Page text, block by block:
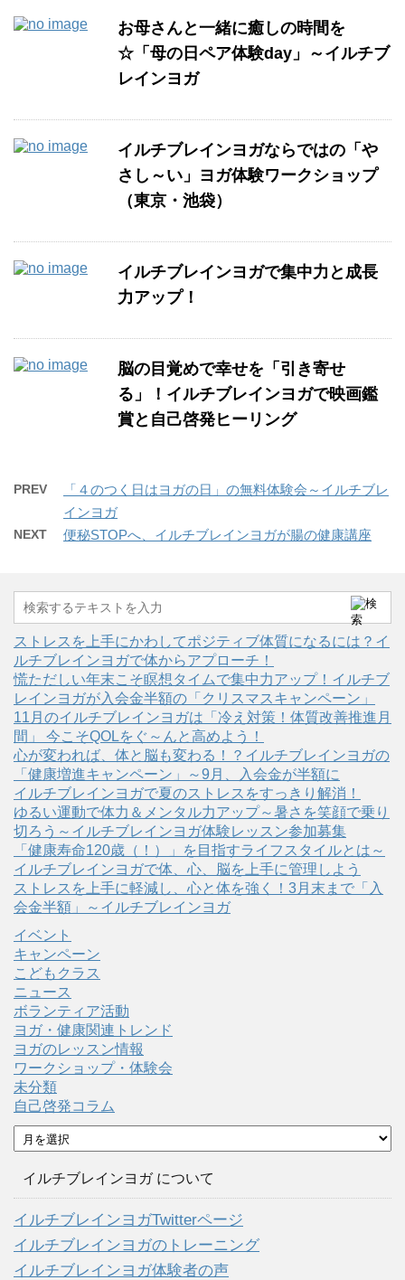
お母さんと一緒に癒しの時間を
☆「母の日ペア体験day」～イルチブ
レインヨガ
イルチブレインヨガならではの「や
さし～い」ヨガ体験ワークショップ
（東京・池袋）
イルチブレインヨガで集中力と成長
力アップ！
脳の目覚めで幸せを「引き寄せ
る」！イルチブレインヨガで映画鑑
賞と自己啓発ヒーリング
PREV
「４のつく日はヨガの日」の無料体験会～イルチブレ
インヨガ
NEXT 便秘STOPへ、イルチブレインヨガが腸の健康講座
ストレスを上手にかわしてポジティブ体質になるには？イ
ルチブレインヨガで体からアプローチ！
慌ただしい年末こそ瞑想タイムで集中力アップ！イルチブ
レインヨガが入会金半額の「クリスマスキャンペーン」
11月のイルチブレインヨガは「冷え対策！体質改善推進月
間」 今こそQOLをぐ～んと高めよう！
心が変われば、体と脳も変わる！？イルチブレインヨガの
「健康増進キャンペーン」～9月、入会金が半額に
イルチブレインヨガで夏のストレスをすっきり解消！
ゆるい運動で体力＆メンタル力アップ～暑さを笑顔で乗り
切ろう～イルチブレインヨガ体験レッスン参加募集
「健康寿命120歳（！）」を目指すライフスタイルとは～
イルチブレインヨガで体、心、脳を上手に管理しよう
ストレスを上手に軽減し、心と体を強く！3月末まで「入
会金半額」～イルチブレインヨガ
イベント
キャンペーン
こどもクラス
ニュース
ボランティア活動
ヨガ・健康関連トレンド
ヨガのレッスン情報
ワークショップ・体験会
未分類
自己啓発コラム
ア
ー
イルチブレインヨガ について
イルチブレインヨガTwitterページ
イルチブレインヨガのトレーニング
イルチブレインヨガ体験者の声